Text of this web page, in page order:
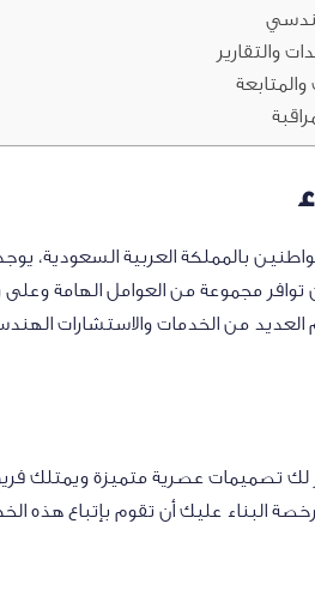
والتقارير
بالمملكة العربية السعودية،
مجموعة من العوامل الهامة
العديد من الخدمات والاستشارات
تصميمات عصرية متميزة ويمتلك
البناء عليك أن تقوم بإتباع هذه